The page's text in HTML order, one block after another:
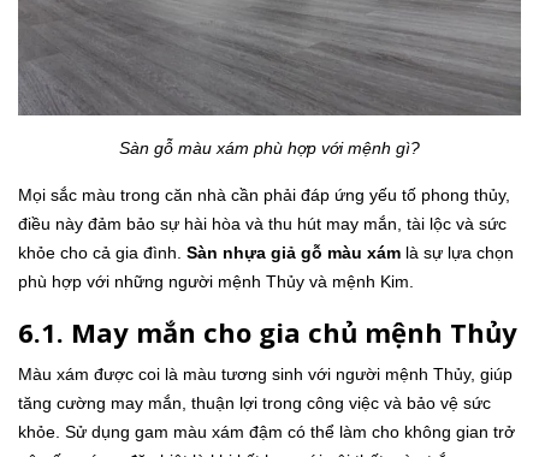
Sàn gỗ màu xám phù hợp với mệnh gì?
Mọi sắc màu trong căn nhà cần phải đáp ứng yếu tố phong thủy,
điều này đảm bảo sự hài hòa và thu hút may mắn, tài lộc và sức
khỏe cho cả gia đình. Sàn nhựa giả gỗ màu xám là sự lựa chọn
phù hợp với những người mệnh Thủy và mệnh Kim.
6.1. May mắn cho gia chủ mệnh Thủy
Màu xám được coi là màu tương sinh với người mệnh Thủy, giúp
tăng cường may mắn, thuận lợi trong công việc và bảo vệ sức
khỏe. Sử dụng gam màu xám đậm có thể làm cho không gian trở